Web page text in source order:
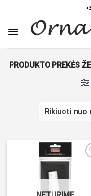
content
PRODUKTO PREKĖS